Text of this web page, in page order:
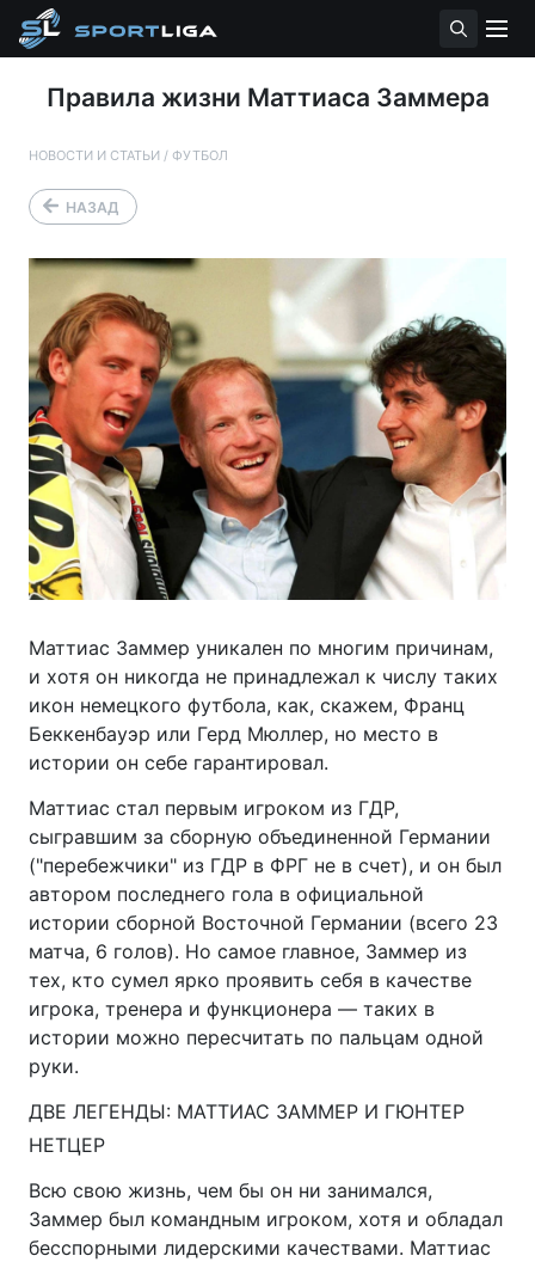
Правила жизни Маттиаса Заммера
НОВОСТИ И СТАТЬИ / ФУТБОЛ
НАЗАД
Маттиас Заммер уникален по многим причинам,
и хотя он никогда не принадлежал к числу таких
икон немецкого футбола, как, скажем, Франц
Беккенбауэр или Герд Мюллер, но место в
истории он себе гарантировал.
Маттиас стал первым игроком из ГДР,
сыгравшим за сборную объединенной Германии
("перебежчики" из ГДР в ФРГ не в счет), и он был
автором последнего гола в официальной
истории сборной Восточной Германии (всего 23
матча, 6 голов). Но самое главное, Заммер из
тех, кто сумел ярко проявить себя в качестве
игрока, тренера и функционера — таких в
истории можно пересчитать по пальцам одной
руки.
ДВЕ ЛЕГЕНДЫ: МАТТИАС ЗАММЕР И ГЮНТЕР
НЕТЦЕР
Всю свою жизнь, чем бы он ни занимался,
Заммер был командным игроком, хотя и обладал
бесспорными лидерскими качествами. Маттиас